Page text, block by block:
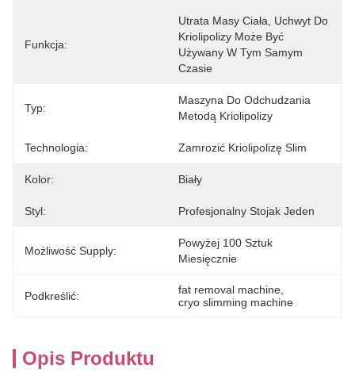
Funkcja:
Utrata Masy Ciała, Uchwyt Do
Kriolipolizy Może Być
Używany W Tym Samym
Czasie
Typ:
Maszyna Do Odchudzania
Metodą Kriolipolizy
Technologia: Zamrozić Kriolipolizę Slim
Kolor: Biały
Styl: Profesjonalny Stojak Jeden
Możliwość Supply:
Powyżej 100 Sztuk
Miesięcznie
Podkreślić: fat removal machine
cryo slimming machine
Opis Produktu